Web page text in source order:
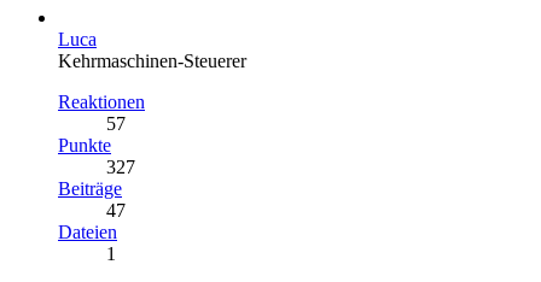
Luca
Kehrmaschinen-Steuerer
Reaktionen
57
Punkte
327
Beiträge
47
Dateien
1